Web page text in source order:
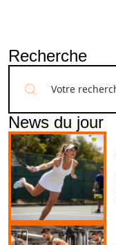
Recherche
News du jour